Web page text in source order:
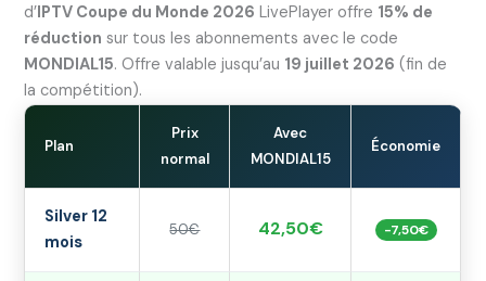
d’IPTV Coupe du Monde 2026 LivePlayer offre 15% de
réduction sur tous les abonnements avec le code
MONDIAL15. Offre valable jusqu’au 19 juillet 2026 (fin de
la compétition).
Plan
Prix
normal
Avec
MONDIAL15
Économie
Silver 12
mois
50€ 42,50€ -7,50€